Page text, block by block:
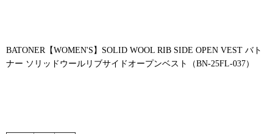
BATONER【WOMEN'S】SOLID WOOL RIB SIDE OPEN VEST バト
ナー ソリッドウールリブサイドオープンベスト（BN-25FL-037）